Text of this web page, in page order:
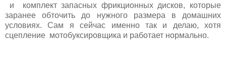
и комплект запасных фрикционных дисков, которые
заранее обточить до нужного размера в домашних
условиях. Сам я сейчас именно так и делаю, хотя
сцепление мотобуксировщика и работает нормально.